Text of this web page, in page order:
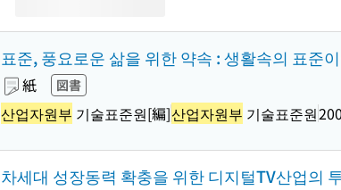
표준, 풍요로운 삶을 위한 약속 : 생활속의 표준
紙 図書
산업자원부 기술표준원[編]산업자원부 기술표준원
차세대 성장동력 확충을 위한 디지털TV산업의